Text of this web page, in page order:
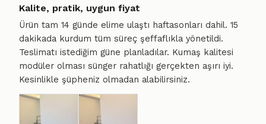
Kalite, pratik, uygun fiyat
Ürün tam 14 günde elime ulaştı haftasonları dahil. 15
dakikada kurdum tüm süreç şeffaflıkla yönetildi.
Teslimatı istediğim güne planladılar. Kumaş kalitesi
modüler olması sünger rahatlığı gerçekten aşırı iyi.
Kesinlikle şüpheniz olmadan alabilirsiniz.